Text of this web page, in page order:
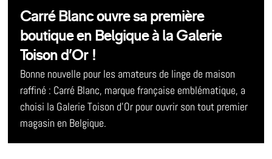
Carré Blanc ouvre sa première
boutique en Belgique à la Galerie
Toison d’Or !
Bonne nouvelle pour les amateurs de linge de maison
raffiné : Carré Blanc, marque française emblématique, a
choisi la Galerie Toison d’Or pour ouvrir son tout premier
magasin en Belgique.